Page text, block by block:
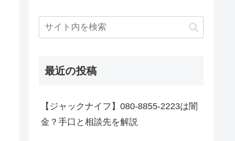
最近の投稿
【ジャックナイフ】080-8855-2223は闇
金？手口と相談先を解説